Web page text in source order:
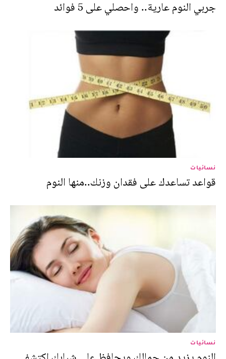
جربي النوم عارية.. واحصلي على 5 فوائد
نسائيات
قواعد تساعدك على فقدان وزنك..منها النوم
نسائيات